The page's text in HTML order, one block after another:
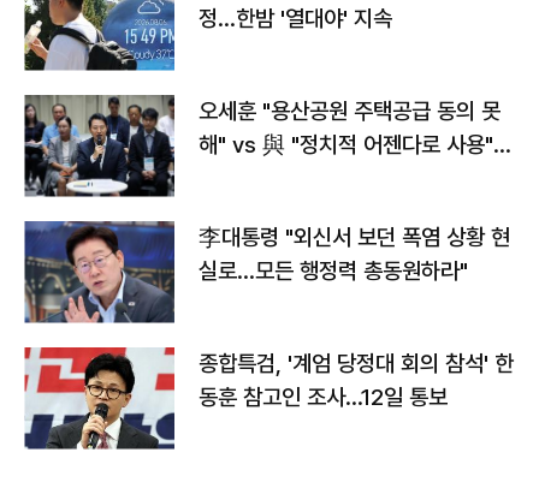
정…한밤 '열대야' 지속
오세훈 "용산공원 주택공급 동의 못
해" vs 與 "정치적 어젠다로 사용"
李대통령 "외신서 보던 폭염 상황 현
실로…모든 행정력 총동원하라"
종합특검, '계엄 당정대 회의 참석' 한
동훈 참고인 조사...12일 통보